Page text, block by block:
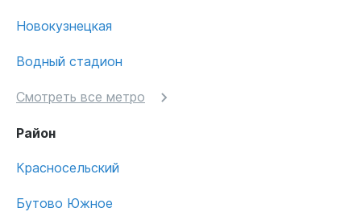
Новокузнецкая
Водный стадион
Смотреть все метро
Район
Красносельский
Бутово Южное